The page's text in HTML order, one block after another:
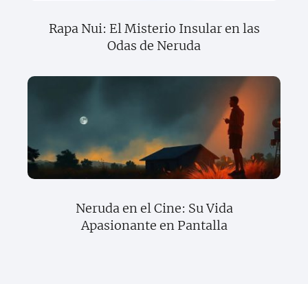
Rapa Nui: El Misterio Insular en las
Odas de Neruda
Neruda en el Cine: Su Vida
Apasionante en Pantalla